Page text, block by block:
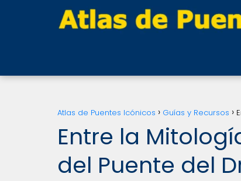
Atlas de Puentes Icónicos Guías y Recursos
Entre la
del Puente del